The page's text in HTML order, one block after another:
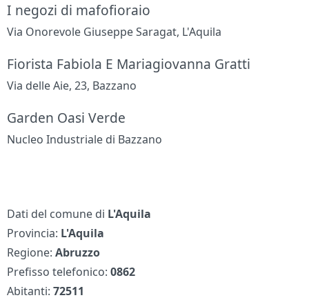
I negozi di mafofioraio
Via Onorevole Giuseppe Saragat, L'Aquila
Fiorista Fabiola E Mariagiovanna Gratti
Via delle Aie, 23, Bazzano
Garden Oasi Verde
Nucleo Industriale di Bazzano
Dati del comune di L'Aquila
Provincia: L'Aquila
Regione:Abruzzo
Prefisso telefonico:0862
Abitanti:72511